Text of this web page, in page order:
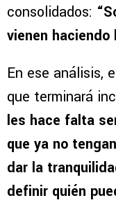
consolidados:
vienen haciendo
En ese análisis,
que terminará
les hace falta
que ya no
dar la
definir quién